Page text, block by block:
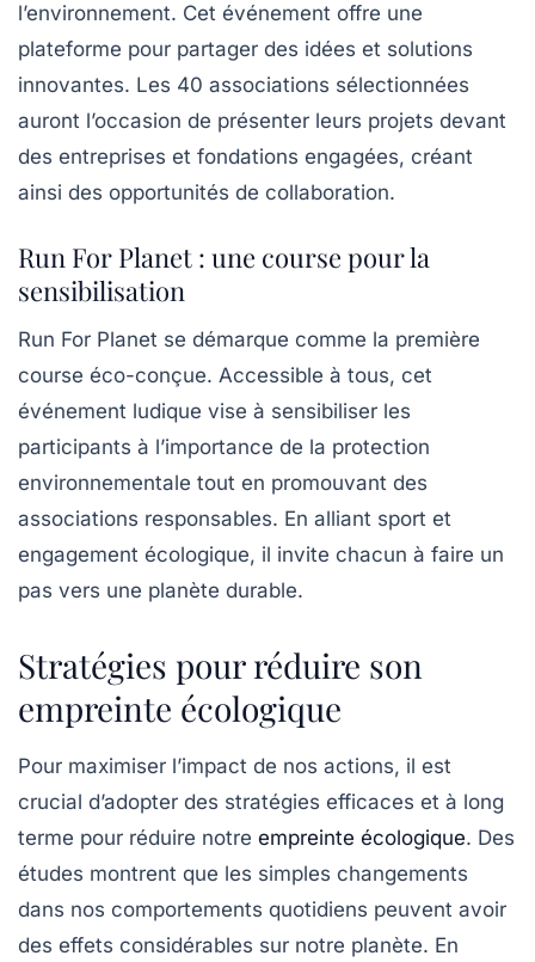
l’environnement. Cet événement offre une
plateforme pour partager des idées et solutions
innovantes. Les 40 associations sélectionnées
auront l’occasion de présenter leurs projets devant
des entreprises et fondations engagées, créant
ainsi des opportunités de collaboration.
Run For Planet : une course pour la
sensibilisation
Run For Planet se démarque comme la première
course éco-conçue. Accessible à tous, cet
événement ludique vise à sensibiliser les
participants à l’importance de la protection
environnementale tout en promouvant des
associations responsables. En alliant sport et
engagement écologique, il invite chacun à faire un
pas vers une planète durable.
Stratégies pour réduire son
empreinte écologique
Pour maximiser l’impact de nos actions, il est
crucial d’adopter des stratégies efficaces et à long
terme pour réduire notre empreinte écologique. Des
études montrent que les simples changements
dans nos comportements quotidiens peuvent avoir
des effets considérables sur notre planète. En